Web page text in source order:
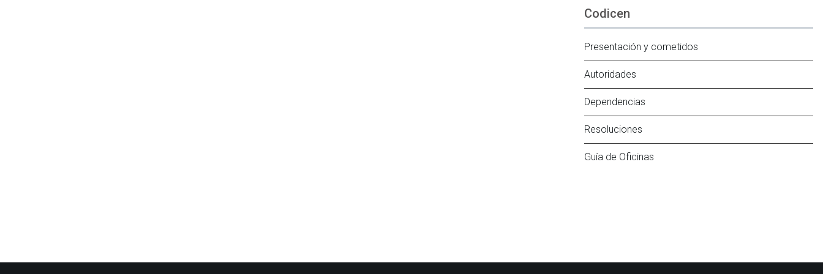
Codicen
Presentación y cometidos
Autoridades
Dependencias
Resoluciones
Guía de Oficinas